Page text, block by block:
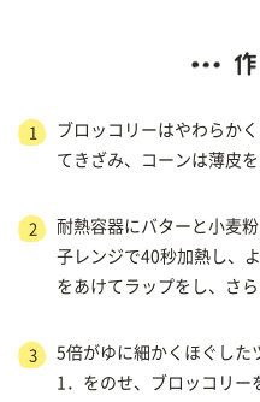
1
ブロッコリーはやわらか
てきざみ、コーンは薄皮を
2
耐熱容器にバターと小麦
子レンジで40秒加熱し、
をあけてラップをし、さ
3
5倍がゆに細かくほぐした
1．をのせ、ブロッコリー